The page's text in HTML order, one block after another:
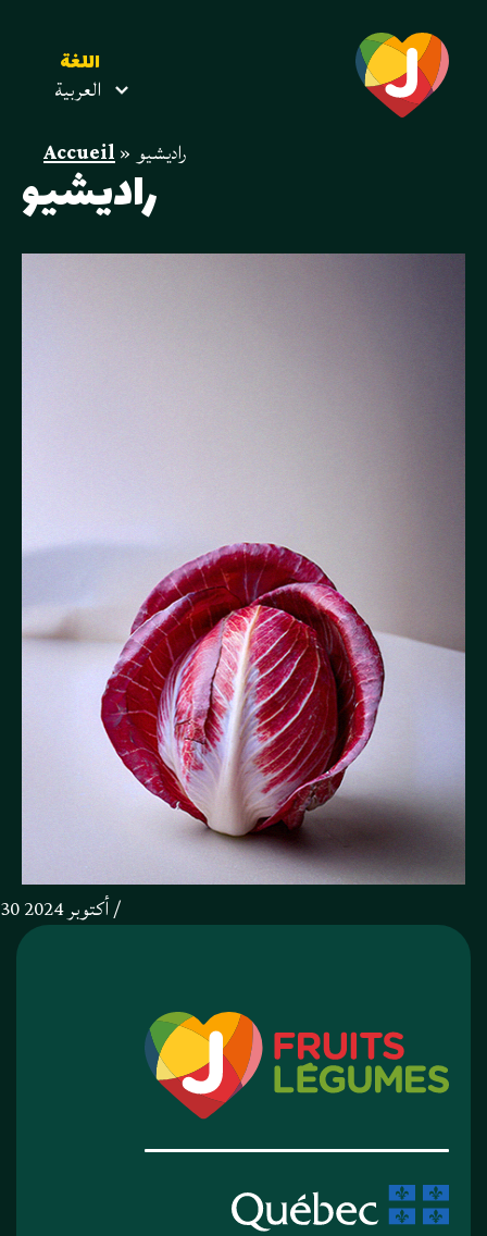
اللغة
العربية
Accueil»راديشيو
راديشيو
30 أكتوبر 2024 /